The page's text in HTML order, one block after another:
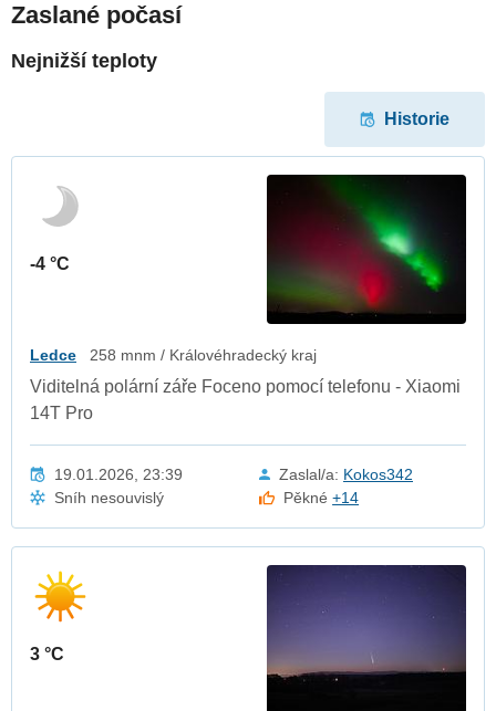
Zaslané počasí
Nejnižší teploty
Historie
-4 °C
Ledce 258 mnm / Královéhradecký kraj
Viditelná polární záře Foceno pomocí telefonu - Xiaomi
14T Pro
19.01.2026, 23:39 Zaslal/a: Kokos342
Sníh nesouvislý
Pěkné+14
3 °C